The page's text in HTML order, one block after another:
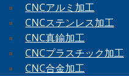
CNCアルミ加工
CNCステンレス加工
CNC真鍮加工
CNCプラスチック加工
CNC合金加工